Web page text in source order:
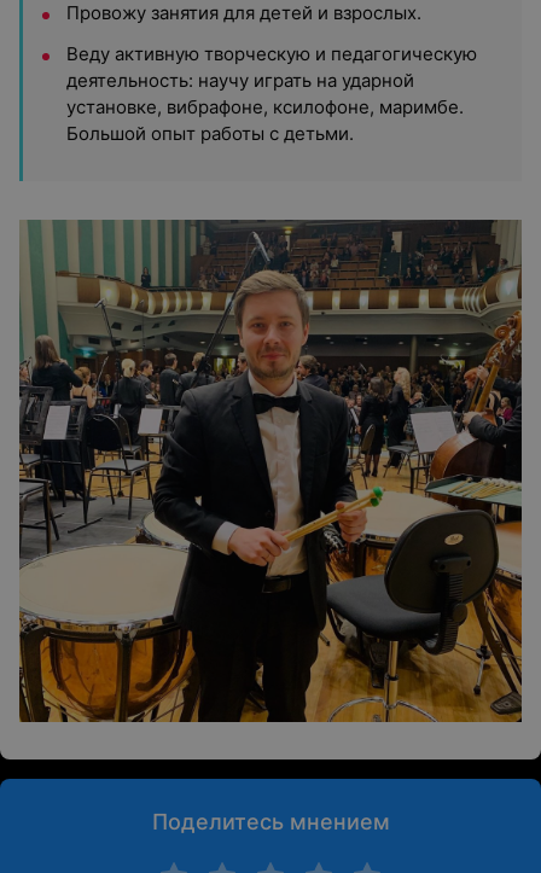
Провожу занятия для детей и взрослых.
Веду активную творческую и педагогическую
деятельность: научу играть на ударной
установке, вибрафоне, ксилофоне, маримбе.
Большой опыт работы с детьми.
Поделитесь мнением